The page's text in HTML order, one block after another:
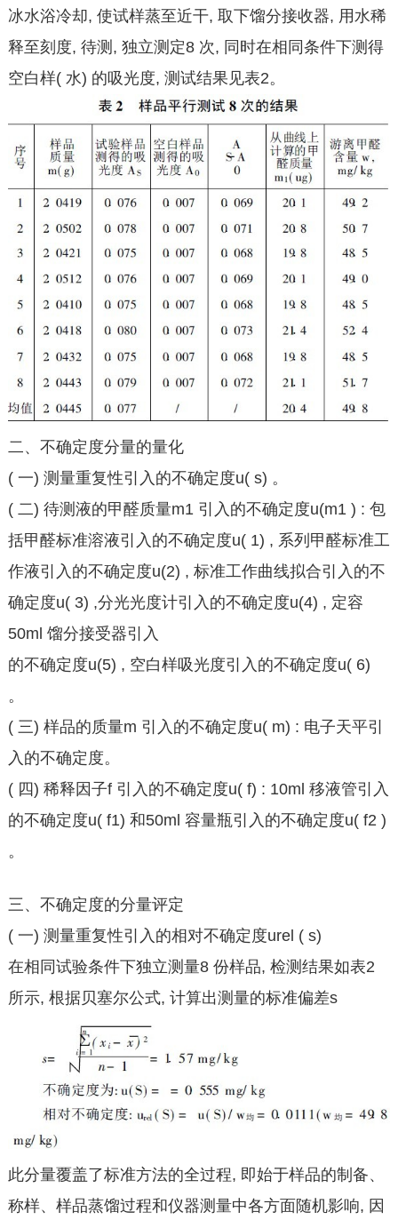
冰水浴冷却, 使试样蒸至近干, 取下馏分接收器, 用水稀
释至刻度, 待测, 独立测定8 次, 同时在相同条件下测得
空白样( 水) 的吸光度, 测试结果见表2。
二、不确定度分量的量化
( 一) 测量重复性引入的不确定度u( s) 。
( 二) 待测液的甲醛质量m1 引入的不确定度u(m1 ) : 包
括甲醛标准溶液引入的不确定度u( 1) , 系列甲醛标准工
作液引入的不确定度u(2) , 标准工作曲线拟合引入的不
确定度u( 3) ,分光光度计引入的不确定度u(4) , 定容
50ml 馏分接受器引入
的不确定度u(5) , 空白样吸光度引入的不确定度u( 6)
。
( 三) 样品的质量m 引入的不确定度u( m) : 电子天平引
入的不确定度。
( 四) 稀释因子f 引入的不确定度u( f) : 10ml 移液管引入
的不确定度u( f1) 和50ml 容量瓶引入的不确定度u( f2 )
。
三、不确定度的分量评定
( 一) 测量重复性引入的相对不确定度urel ( s)
在相同试验条件下独立测量8 份样品, 检测结果如表2
所示, 根据贝塞尔公式, 计算出测量的标准偏差s
此分量覆盖了标准方法的全过程, 即始于样品的制备、
称样、样品蒸馏过程和仪器测量中各方面随机影响, 因